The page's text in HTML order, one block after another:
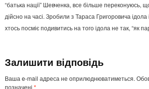
“батька нації” Шевченка, все більше переконуюсь,
дійсно на часі. Зробили з Тараса Григоровича ідола
хтось посміє подивитись на того ідола не так, “як
Залишити відповідь
Ваша e-mail адреса не оприлюднюватиметься.
позначені *